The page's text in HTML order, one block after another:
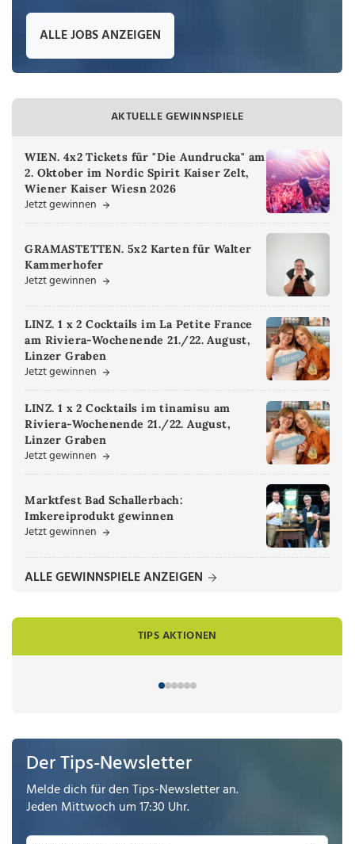
ALLE JOBS ANZEIGEN
AKTUELLE GEWINNSPIELE
WIEN. 4x2 Tickets für "Die Aundrucka" am
2. Oktober im Nordic Spirit Kaiser Zelt,
Wiener Kaiser Wiesn 2026
Jetzt gewinnen
GRAMASTETTEN. 5x2 Karten für Walter
Kammerhofer
Jetzt gewinnen
LINZ. 1 x 2 Cocktails im La Petite France
am Riviera-Wochenende 21./22. August,
Linzer Graben
Jetzt gewinnen
LINZ. 1 x 2 Cocktails im tinamisu am
Riviera-Wochenende 21./22. August,
Linzer Graben
Jetzt gewinnen
Marktfest Bad Schallerbach:
Imkereiprodukt gewinnen
Jetzt gewinnen
ALLE GEWINNSPIELE ANZEIGEN
TIPS AKTIONEN
Der Tips-Newsletter
Melde dich für den Tips-Newsletter an.
Jeden Mittwoch um 17:30 Uhr.